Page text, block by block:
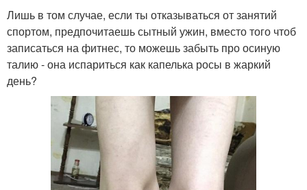
Лишь в том случае, если ты отказываться от занятий
спортом, предпочитаешь сытный ужин, вместо того чтоб
записаться на фитнес, то можешь забыть про осиную
талию - она испариться как капелька росы в жаркий
день?